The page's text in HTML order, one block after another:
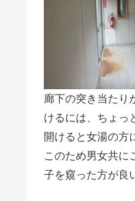
廊下の突き当たり
けるには、ちょっ
開けると女湯の方
このため男女共に
子を窺った方が良